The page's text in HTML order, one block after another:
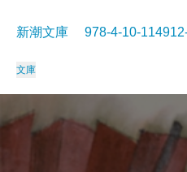
新潮文庫 978-4-10-
文庫